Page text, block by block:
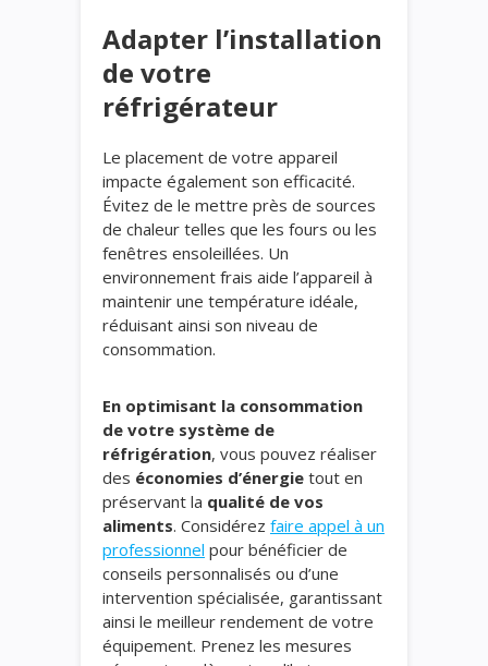
Adapter l’installation
de votre
réfrigérateur
Le placement de votre appareil
impacte également son efficacité.
Évitez de le mettre près de sources
de chaleur telles que les fours ou les
fenêtres ensoleillées. Un
environnement frais aide l’appareil à
maintenir une température idéale,
réduisant ainsi son niveau de
consommation.
En optimisant la consommation
de votre système de
réfrigération, vous pouvez réaliser
des économies d’énergie tout en
préservant la qualité de vos
aliments. Considérez faire appel à un
professionnel pour bénéficier de
conseils personnalisés ou d’une
intervention spécialisée, garantissant
ainsi le meilleur rendement de votre
équipement. Prenez les mesures